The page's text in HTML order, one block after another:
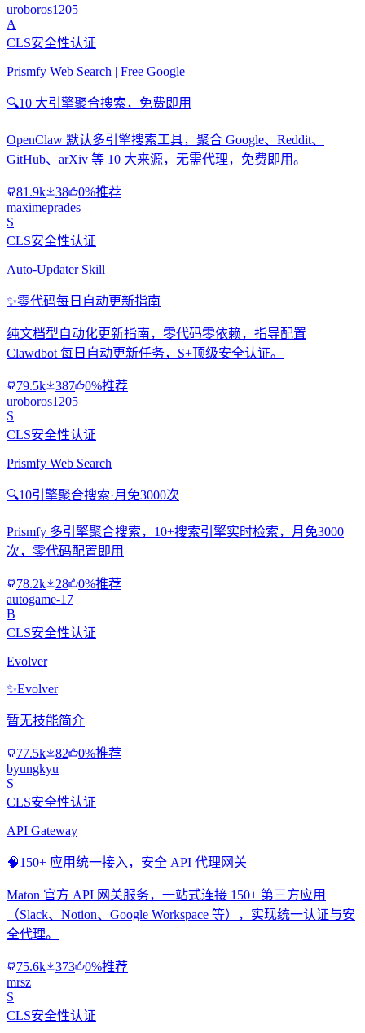
uroboros1205
A
CLS安全性认证
Prismfy Web Search | Free Google
🔍10 大引擎聚合搜索，免费即用
OpenClaw 默认多引擎搜索工具，聚合 Google、Reddit、
GitHub、arXiv 等 10 大来源，无需代理，免费即用。
81.9k 38
0%推荐
maximeprades
S
CLS安全性认证
Auto-Updater Skill
✨零代码每日自动更新指南
纯文档型自动化更新指南，零代码零依赖，指导配置
Clawdbot 每日自动更新任务，S+顶级安全认证。
79.5k 387
0%推荐
uroboros1205
S
CLS安全性认证
Prismfy Web Search
🔍10引擎聚合搜索·月免3000次
Prismfy 多引擎聚合搜索，10+搜索引擎实时检索，月免3000
次，零代码配置即用
78.2k 28
0%推荐
autogame-17
B
CLS安全性认证
Evolver
✨Evolver
暂无技能简介
77.5k 82
0%推荐
byungkyu
S
CLS安全性认证
API Gateway
🧠150+ 应用统一接入，安全 API 代理网关
Maton 官方 API 网关服务，一站式连接 150+ 第三方应用
（Slack、Notion、Google Workspace 等），实现统一认证与安
全代理。
75.6k 373
0%推荐
mrsz
S
CLS安全性认证